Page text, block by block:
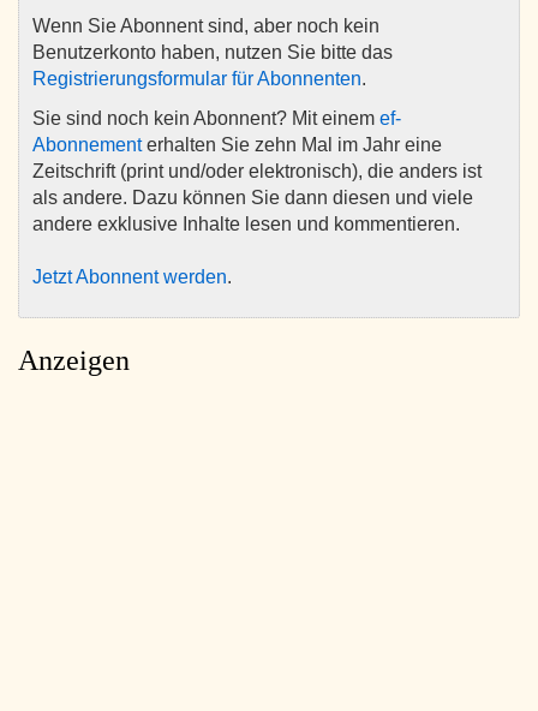
Wenn Sie Abonnent sind, aber noch kein
Benutzerkonto haben, nutzen Sie bitte das
Registrierungsformular für Abonnenten.
Sie sind noch kein Abonnent? Mit einem ef-
Abonnementerhalten Sie zehn Mal im Jahr eine
Zeitschrift (print und/oder elektronisch), die anders ist
als andere. Dazu können Sie dann diesen und viele
andere exklusive Inhalte lesen und kommentieren.
Jetzt Abonnent werden.
Anzeigen